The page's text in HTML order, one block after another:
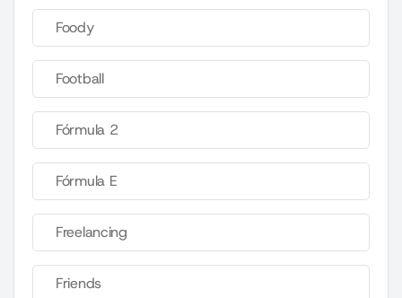
Foody
Football
Fórmula 2
Fórmula E
Freelancing
Friends